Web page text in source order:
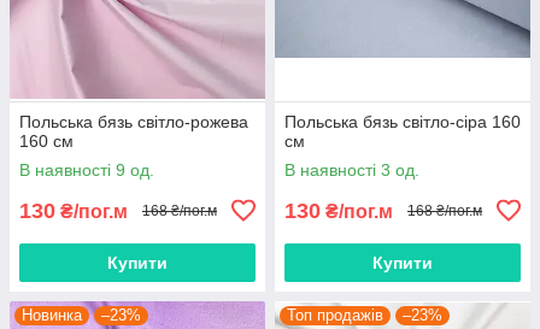
Польська бязь світло-рожева
160 см
В наявності 9 од.
130 ₴/пог.м 168 ₴/пог.м
Купити
Польська бязь світло-сіра 160
см
В наявності 3 од.
130 ₴/пог.м 168 ₴/пог.м
Купити
Новинка –23% Топ продажів –23%